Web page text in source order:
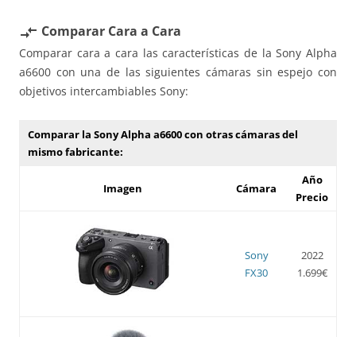
compare_arrows Comparar Cara a Cara
Comparar cara a cara las características de la Sony Alpha
a6600 con una de las siguientes cámaras sin espejo con
objetivos intercambiables Sony:
Comparar la Sony Alpha a6600 con otras cámaras del
mismo fabricante:
Imagen Cámara
Año
Precio
Sony
FX30
2022
1.699€